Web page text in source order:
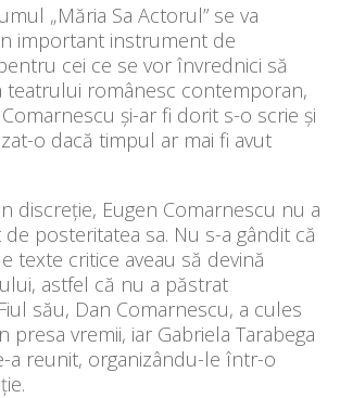
„Măria Sa Actorul” se va
important instrument de
cei ce se vor învrednici să
teatrului românesc contemporan,
și-ar fi dorit s-o scrie și
o dacă timpul ar mai fi avut
discreție, Eugen Comarnescu nu a
posteritatea sa. Nu s-a gândit că
texte critice aveau să devină
astfel că nu a păstrat
său, Dan Comarnescu, a cules
presa vremii, iar Gabriela Tarabega
a reunit, organizându-le într-o